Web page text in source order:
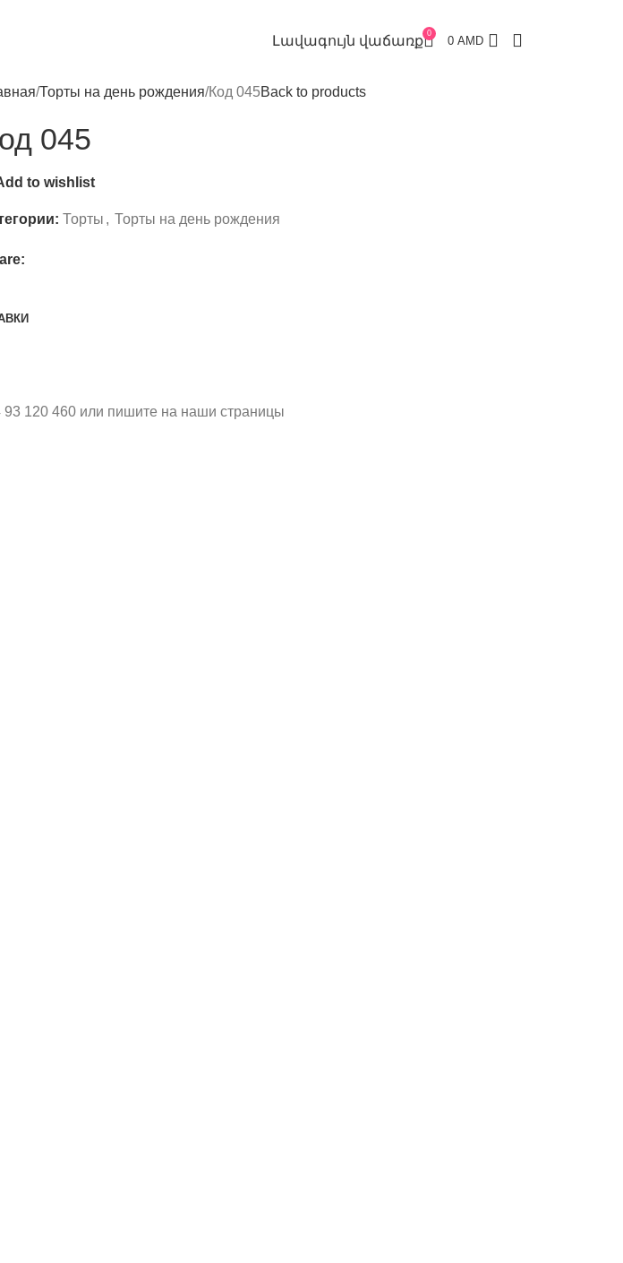
Լավագույն վաճառք 0
0 AMD
Торты на день рождения Код 045Back to products
045
to wishlist
Торты , Торты на день рождения
93 120 460 или пишите на наши страницы